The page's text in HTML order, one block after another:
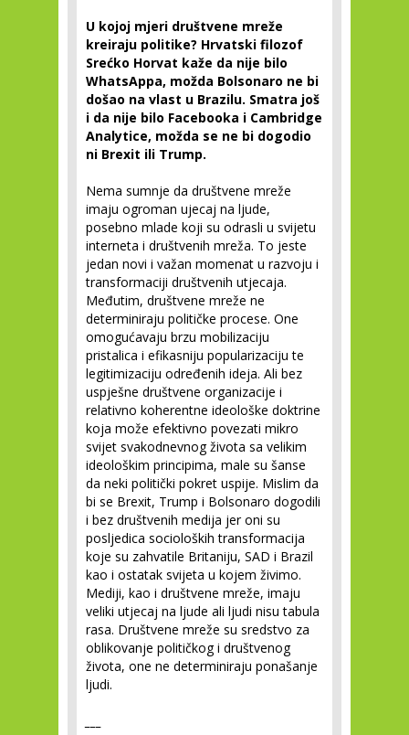
U kojoj mjeri društvene mreže
kreiraju politike? Hrvatski filozof
Srećko Horvat kaže da nije bilo
WhatsAppa, možda Bolsonaro ne bi
došao na vlast u Brazilu. Smatra još
i da nije bilo Facebooka i Cambridge
Analytice, možda se ne bi dogodio
ni Brexit ili Trump.
Nema sumnje da društvene mreže
imaju ogroman ujecaj na ljude,
posebno mlade koji su odrasli u svijetu
interneta i društvenih mreža. To jeste
jedan novi i važan momenat u razvoju i
transformaciji društvenih utjecaja.
Međutim, društvene mreže ne
determiniraju političke procese. One
omogućavaju brzu mobilizaciju
pristalica i efikasniju popularizaciju te
legitimizaciju određenih ideja. Ali bez
uspješne društvene organizacije i
relativno koherentne ideološke doktrine
koja može efektivno povezati mikro
svijet svakodnevnog života sa velikim
ideološkim principima, male su šanse
da neki politički pokret uspije. Mislim da
bi se Brexit, Trump i Bolsonaro dogodili
i bez društvenih medija jer oni su
posljedica socioloških transformacija
koje su zahvatile Britaniju, SAD i Brazil
kao i ostatak svijeta u kojem živimo.
Mediji, kao i društvene mreže, imaju
veliki utjecaj na ljude ali ljudi nisu tabula
rasa. Društvene mreže su sredstvo za
oblikovanje političkog i društvenog
života, one ne determiniraju ponašanje
ljudi.